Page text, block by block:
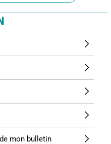
mon bulletin